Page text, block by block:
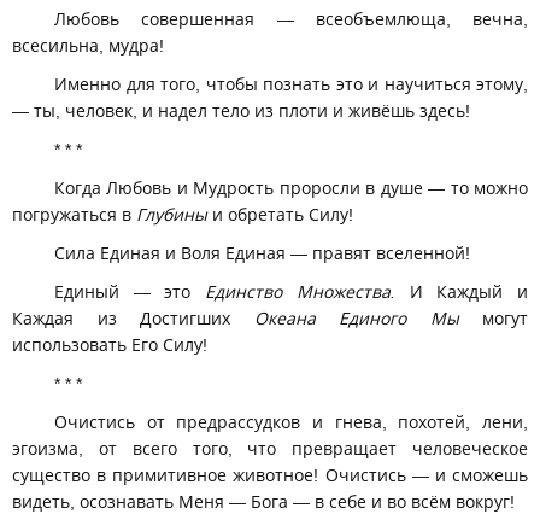
Любовь совершенная — всеобъемлюща, вечна,
всесильна, мудра!
Именно для того, чтобы познать это и научиться этому,
— ты, человек, и надел тело из плоти и живёшь здесь!
* * *
Когда Любовь и Мудрость проросли в душе — то можно
погружаться в Глубиныи обретать Силу!
Сила Единая и Воля Единая — правят вселенной!
Единый — это Единство Множества.
И Каждый и
Каждая из Достигших Океана Единого Мымогут
использовать Его Силу!
* * *
Очистись от предрассудков и гнева, похотей, лени,
эгоизма, от всего того, что превращает человеческое
существо в примитивное животное! Очистись — и сможешь
видеть, осознавать Меня — Бога — в себе и во всём вокруг!